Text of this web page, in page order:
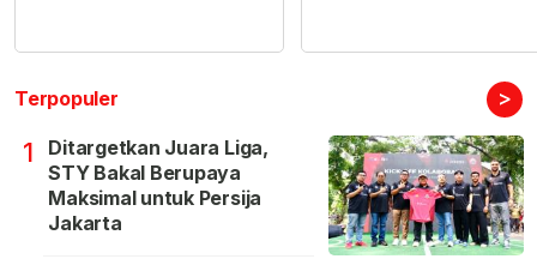
Terpopuler >
1
Ditargetkan Juara Liga,
STY Bakal Berupaya
Maksimal untuk Persija
Jakarta